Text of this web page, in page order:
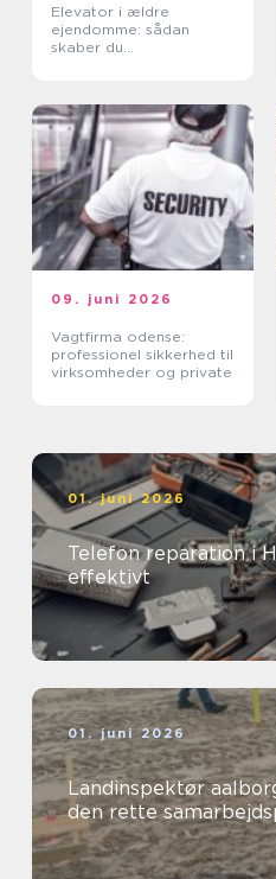
Elevator i ældre
ejendomme: sådan
skaber du
09. juni 2026
Vagtfirma odense:
professionel sikkerhed til
virksomheder og private
01. juni 2026
Telefon reparation i
effektivt
01. juni 2026
Landinspektør aalborg sådan vælger
den rette